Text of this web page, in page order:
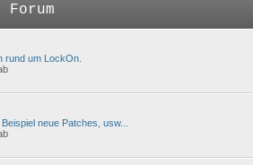
Forum
rund um LockOn.
neue Patches, usw...